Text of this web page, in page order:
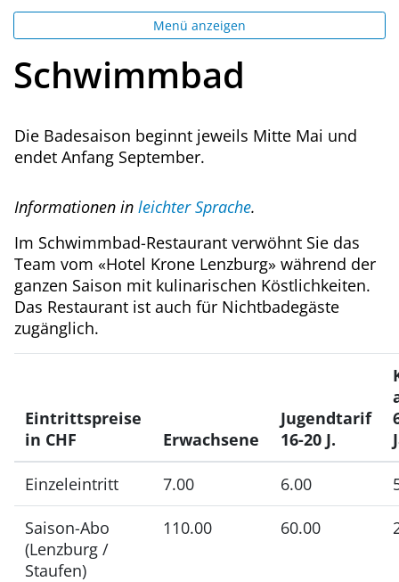
Menü anzeigen
Schwimmbad
Die Badesaison beginnt jeweils Mitte Mai und
endet Anfang September.
Informationen in leichter Sprache.
Im Schwimmbad-Restaurant verwöhnt Sie das
Team vom «Hotel Krone Lenzburg» während der
ganzen Saison mit kulinarischen Köstlichkeiten.
Das Restaurant ist auch für Nichtbadegäste
zugänglich.
Eintrittspreise
in CHF
Erwachsene
Jugendtarif
16-20 J.
Einzeleintritt 7.00 6.00
Saison-Abo
(Lenzburg /
Staufen)
110.00 60.00